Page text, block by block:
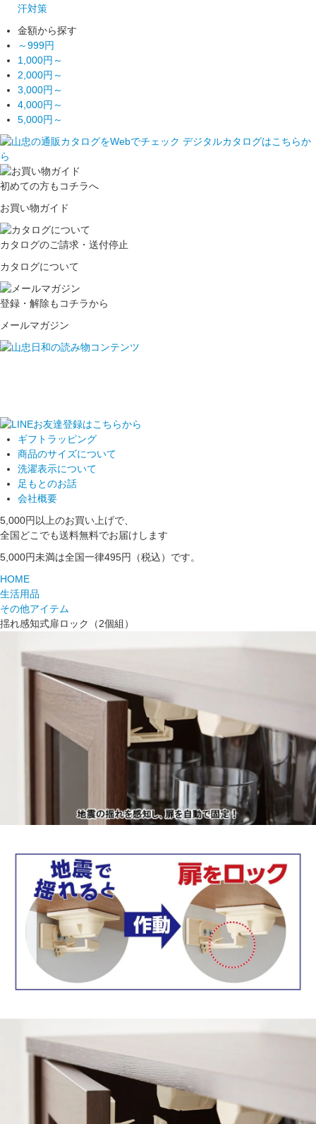
汗対策
金額から探す
～999円
1,000円～
2,000円～
3,000円～
4,000円～
5,000円～
初めての方もコチラへ
お買い物ガイド
カタログのご請求・送付停止
カタログについて
登録・解除もコチラから
メールマガジン
ギフトラッピング
商品のサイズについて
洗濯表示について
足もとのお話
会社概要
5,000円以上のお買い上げで、
全国どこでも送料無料でお届けします
5,000円未満は全国一律495円（税込）です。
HOME
生活用品
その他アイテム
揺れ感知式扉ロック（2個組）